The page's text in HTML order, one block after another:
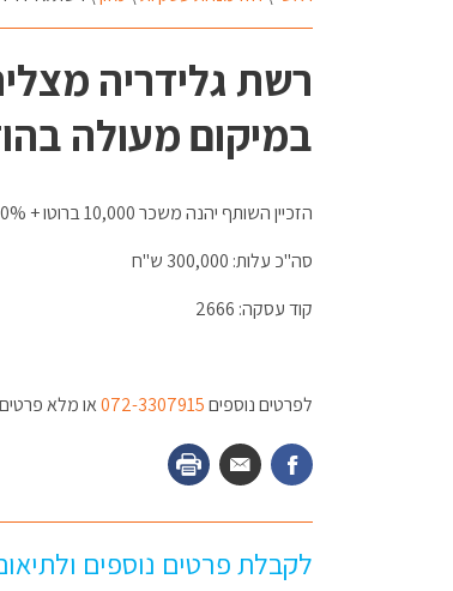
רשת גלידריה
במיקום מעולה
הזכיין השותף יהנה משכר 10,000 ברוטו + 50% מרווחי הסניף ואופציה לרכישה מלאה.
סה"כ עלות: 300,000 ש"ח
קוד עסקה: 2666
לפרטים נוספים072-3307915או מלא
לקבלת פרטים נוספים